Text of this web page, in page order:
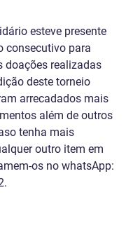
esteve presente
consecutivo para
doações realizadas
deste torneio
arrecadados mais
além de outros
tenha mais
outro item em
os no whatsApp: